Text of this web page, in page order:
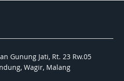
Gunung Jati, Rt. 23 Rw.05
Wagir, Malang